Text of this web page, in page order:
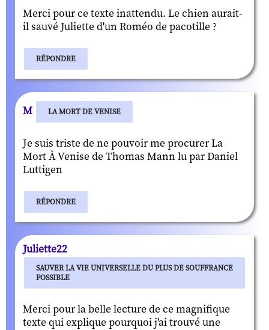
Merci pour ce texte inattendu. Le chien aurait-
il sauvé Juliette d'un Roméo de pacotille ?
RÉPONDRE
M LA MORT DE VENISE
Je suis triste de ne pouvoir me procurer La
Mort À Venise de Thomas Mann lu par Daniel
Luttigen
RÉPONDRE
Juliette22
SAUVER LA VIE UNIVERSELLE DU PLUS DE SOUFFRANCE
POSSIBLE
Merci pour la belle lecture de ce magnifique
texte qui explique pourquoi j'ai trouvé une